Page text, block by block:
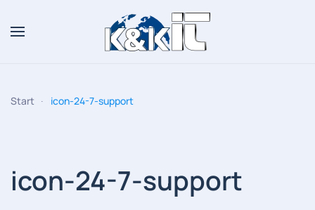
Zum Hauptinhalt springen
Start icon-24-7-support
icon-24-7-support